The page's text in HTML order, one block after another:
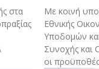
στα
Με κοινή
Εθνικής
Υποδομών
Συνοχής και
οι